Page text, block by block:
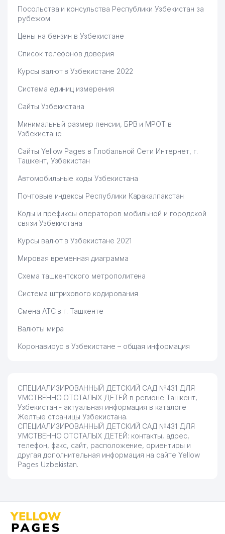
Посольства и консульства Республики Узбекистан за
рубежом
Цены на бензин в Узбекистане
Список телефонов доверия
Курсы валют в Узбекистане 2022
Система единиц измерения
Сайты Узбекистана
Минимальный размер пенсии, БРВ и МРОТ в
Узбекистане
Сайты Yellow Pages в Глобальной Сети Интернет, г.
Ташкент, Узбекистан
Автомобильные коды Узбекистана
Почтовые индексы Республики Каракалпакстан
Коды и префиксы операторов мобильной и городской
связи Узбекистана
Курсы валют в Узбекистане 2021
Мировая временная диаграмма
Схема ташкентского метрополитена
Система штрихового кодирования
Смена АТС в г. Ташкенте
Валюты мира
Коронавирус в Узбекистане – общая информация
СПЕЦИАЛИЗИРОВАННЫЙ ДЕТСКИЙ САД №431 ДЛЯ
УМСТВЕННО ОТСТАЛЫХ ДЕТЕЙ в регионе Ташкент,
Узбекистан - актуальная информация в каталоге
Желтые страницы Узбекистана.
СПЕЦИАЛИЗИРОВАННЫЙ ДЕТСКИЙ САД №431 ДЛЯ
УМСТВЕННО ОТСТАЛЫХ ДЕТЕЙ: контакты, адрес,
телефон, факс, сайт, расположение, ориентиры и
другая дополнительная информация на сайте Yellow
Pages Uzbekistan.